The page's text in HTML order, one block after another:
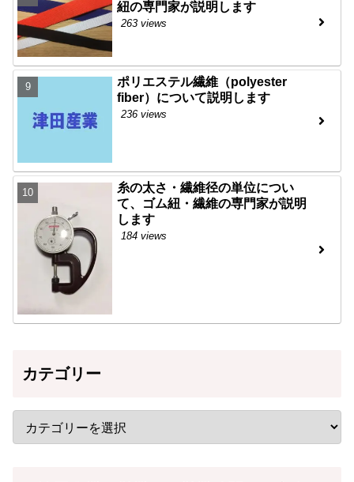
紐の専門家が説明します
263 views
ポリエステル繊維（polyester
fiber）について説明します
236 views
糸の太さ・繊維径の単位につい
て、ゴム紐・繊維の専門家が説明
します
184 views
カテゴリー